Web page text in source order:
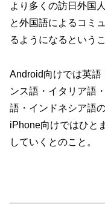
より多くの訪日外国
と外国語によるコミ
るようになるという
Android向けでは英語
ンス語・イタリア語
語・インドネシア語
iPhone向けではひと
していくとのこと。